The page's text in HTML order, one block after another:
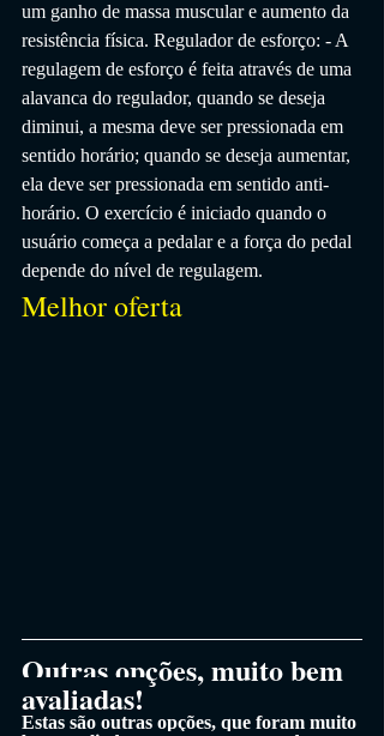
um ganho de massa muscular e aumento da
resistência física. Regulador de esforço: - A
regulagem de esforço é feita através de uma
alavanca do regulador, quando se deseja
diminui, a mesma deve ser pressionada em
sentido horário; quando se deseja aumentar,
ela deve ser pressionada em sentido anti-
horário. O exercício é iniciado quando o
usuário começa a pedalar e a força do pedal
depende do nível de regulagem.
Melhor oferta
Outras opções, muito bem
avaliadas!
Estas são outras opções, que foram muito